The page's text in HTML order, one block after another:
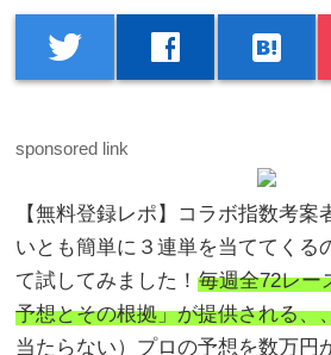
twitter facebook hatenabookmark
sponsored link
【無料登録レポ】コラボ指数考案
いとも簡単に３連単を当ててくる
て試してみました！毎週全72レー
予想とその根拠」が提供される、
当たらない）プロの予想を数万円